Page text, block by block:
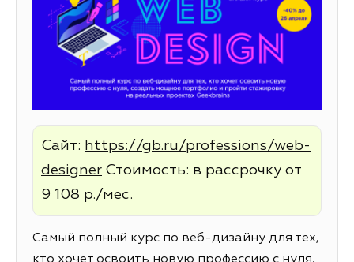
Сайт: https://gb.ru/professions/web-
designer Стоимость: в рассрочку от
9 108 р./мес.
Самый полный курс по веб-дизайну для тех,
кто хочет освоить новую профессию с нуля,